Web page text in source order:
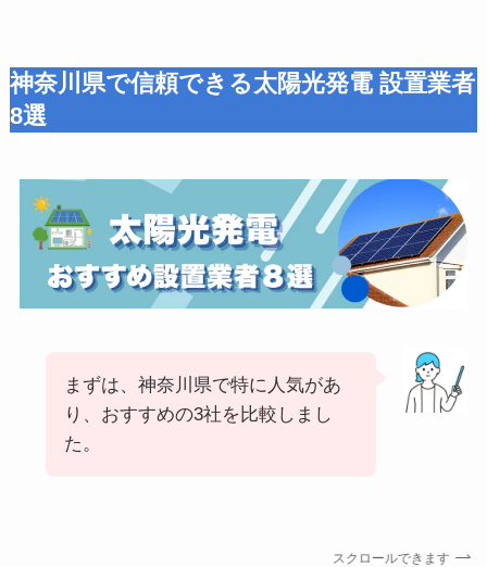
神奈川県で信頼できる太陽光発電 設置業者
8選
まずは、神奈川県で特に人気があ
り、おすすめの3社を比較しまし
た。
スクロールできます